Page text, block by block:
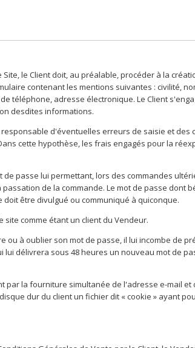
le Client doit, au préalable, procéder à la
contenant les mentions suivantes : civilité,
téléphone, adresse électronique. Le Client
desdites informations.
d'éventuelles erreurs de saisie et des
cette hypothèse, les frais engagés pour la
de passe lui permettant, lors des commandes
de la commande. Le mot de passe dont
être divulgué ou communiqué à quiconque.
site comme étant un client du Vendeur.
ou à oublier son mot de passe, il lui incombe de
lui délivrera sous 48 heures un nouveau mot de
par la fourniture simultanée de l'adresse e-mail et
dur du client un fichier dit « cookie » ayant